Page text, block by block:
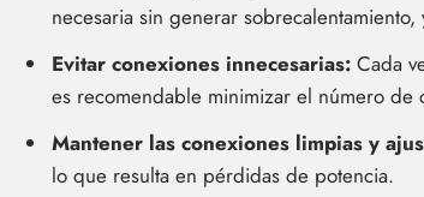
necesaria sin generar
Evitar conexiones innecesarias: Cada
es recomendable minimizar el número de
Mantener las conexiones limpias y
lo que resulta en pérdidas de potencia.